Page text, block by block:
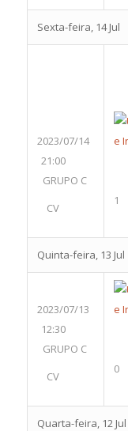
Sexta-feira, 14 Jul
2023/07/14
21:00
GRUPO C
CV
1
Quinta-feira, 13 Jul
2023/07/13
12:30
GRUPO C
CV
0
Quarta-feira, 12 Jul